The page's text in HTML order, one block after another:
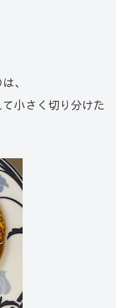
、
小さく切り分けた